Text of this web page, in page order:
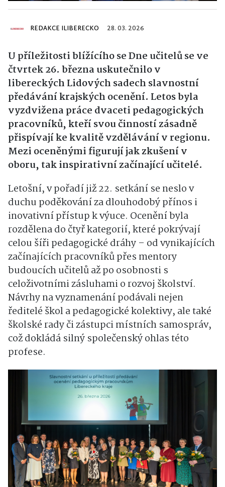
REDAKCE ILIBERECKO 28. 03. 2026
U příležitosti blížícího se Dne učitelů se ve
čtvrtek 26. března uskutečnilo v
libereckých Lidových sadech slavnostní
předávání krajských ocenění. Letos byla
vyzdvižena práce dvaceti pedagogických
pracovníků, kteří svou činností zásadně
přispívají ke kvalitě vzdělávání v regionu.
Mezi oceněnými figurují jak zkušení v
oboru, tak inspirativní začínající učitelé.
Letošní, v pořadí již 22. setkání se neslo v
duchu poděkování za dlouhodobý přínos i
inovativní přístup k výuce. Ocenění byla
rozdělena do čtyř kategorií, které pokrývají
celou šíři pedagogické dráhy – od vynikajících
začínajících pracovníků přes mentory
budoucích učitelů až po osobnosti s
celoživotními zásluhami o rozvoj školství.
Návrhy na vyznamenání podávali nejen
ředitelé škol a pedagogické kolektivy, ale také
školské rady či zástupci místních samospráv,
což dokládá silný společenský ohlas této
profese.